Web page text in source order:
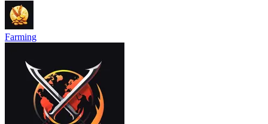
Farming